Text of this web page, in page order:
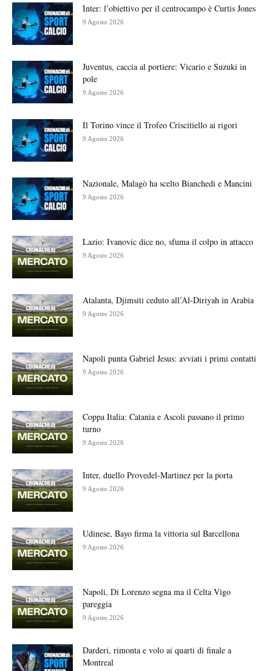
Inter: l’obiettivo per il centrocampo è Curtis Jones
9 Agosto 2026
Juventus, caccia al portiere: Vicario e Suzuki in
pole
9 Agosto 2026
Il Torino vince il Trofeo Criscitiello ai rigori
9 Agosto 2026
Nazionale, Malagò ha scelto Bianchedi e Mancini
9 Agosto 2026
Lazio: Ivanovic dice no, sfuma il colpo in attacco
9 Agosto 2026
Atalanta, Djimsiti ceduto all’Al-Diriyah in Arabia
9 Agosto 2026
Napoli punta Gabriel Jesus: avviati i primi contatti
9 Agosto 2026
Coppa Italia: Catania e Ascoli passano il primo
turno
9 Agosto 2026
Inter, duello Provedel-Martinez per la porta
9 Agosto 2026
Udinese, Bayo firma la vittoria sul Barcellona
9 Agosto 2026
Napoli, Di Lorenzo segna ma il Celta Vigo
pareggia
9 Agosto 2026
Darderi, rimonta e volo ai quarti di finale a
Montreal